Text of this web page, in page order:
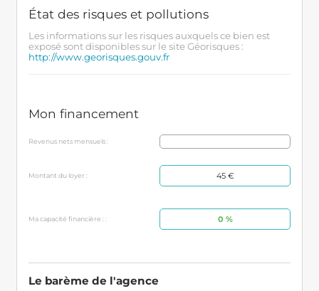
État des risques et pollutions
Les informations sur les risques auxquels ce bien est
exposé sont disponibles sur le site Géorisques :
http://www.georisques.gouv.fr
Mon financement
Revenus nets mensuels :
Montant du loyer : 45 €
Ma capacité financière : : 0 %
Le barème de l'agence